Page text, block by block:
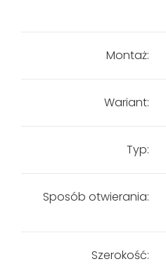
Montaż:
Wariant:
Typ:
Sposób otwierania:
Szerokość: